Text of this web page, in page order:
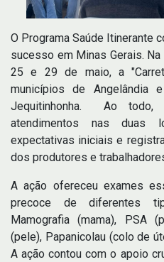
O Programa Saúde Itinerante
sucesso em Minas Gerais.
25 e 29 de maio, a
municípios de Angelândia
Jequitinhonha. Ao todo,
atendimentos nas duas
expectativas iniciais e
dos produtores e
A ação ofereceu exames
precoce de diferentes
Mamografia (mama), PSA
(pele), Papanicolau (colo de
A ação contou com o apoio